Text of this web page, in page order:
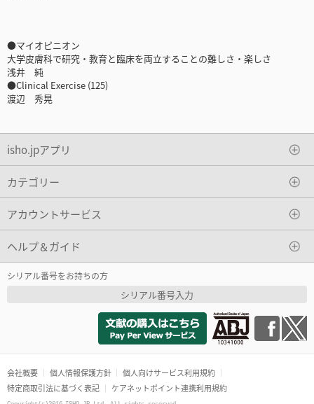
●マイオピニオン
大学皮膚科で研究・教育と臨床を両立することの難しさ・楽しさ
浅井 純
●Clinical Exercise (125)
渡辺 秀晃
isho.jpアプリ
カテゴリー
アカウントサービス
ヘルプ＆ガイド
シリアル番号をお持ちの方
シリアル番号入力
会社概要 個人情報保護方針
個人向けサービス利用規約
特定商取引法に基づく表記
ケアネットポイント連携利用規約